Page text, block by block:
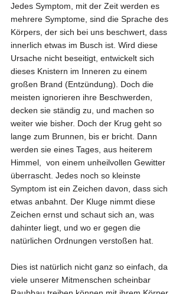
Jedes Symptom, mit der Zeit werden es
mehrere Symptome, sind die Sprache des
Körpers, der sich bei uns beschwert, dass
innerlich etwas im Busch ist. Wird diese
Ursache nicht beseitigt, entwickelt sich
dieses Knistern im Inneren zu einem
großen Brand (Entzündung). Doch die
meisten ignorieren ihre Beschwerden,
decken sie ständig zu, und machen so
weiter wie bisher. Doch der Krug geht so
lange zum Brunnen, bis er bricht. Dann
werden sie eines Tages, aus heiterem
Himmel,  von einem unheilvollen Gewitter
überrascht. Jedes noch so kleinste
Symptom ist ein Zeichen davon, dass sich
etwas anbahnt. Der Kluge nimmt diese
Zeichen ernst und schaut sich an, was
dahinter liegt, und wo er gegen die
natürlichen Ordnungen verstoßen hat.
Dies ist natürlich nicht ganz so einfach, da
viele unserer Mitmenschen scheinbar